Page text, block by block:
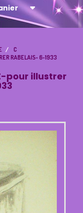
C
RABELAIS- 6-1933
pour illustrer